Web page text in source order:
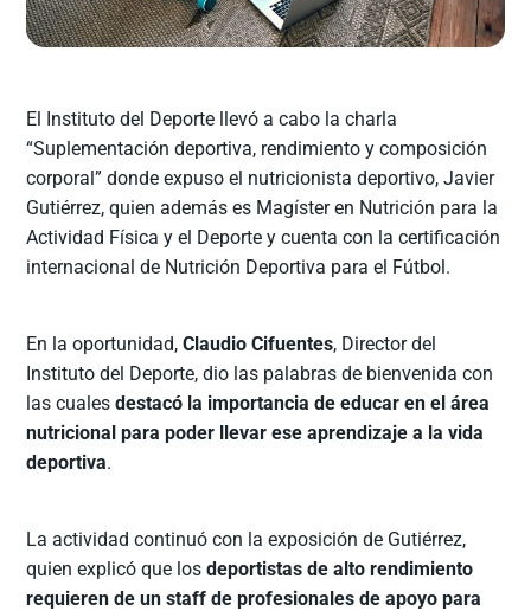
El Instituto del Deporte llevó a cabo la charla
“Suplementación deportiva, rendimiento y composición
corporal” donde expuso el nutricionista deportivo, Javier
Gutiérrez, quien además es Magíster en Nutrición para la
Actividad Física y el Deporte y cuenta con la certificación
internacional de Nutrición Deportiva para el Fútbol.
En la oportunidad,Claudio Cifuentes, Director del
Instituto del Deporte, dio las palabras de bienvenida con
las cualesdestacó la importancia de educar en el área
nutricional para poder llevar ese aprendizaje a la vida
deportiva.
La actividad continuó con la exposición de Gutiérrez,
quien explicó que losdeportistas de alto rendimiento
requieren de un staff de profesionales de apoyo para